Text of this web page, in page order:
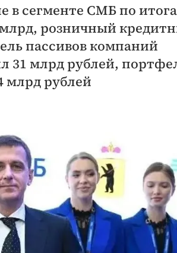
в сегменте СМБ по
млрд, розничный
пассивов компаний
31 млрд рублей,
млрд рублей